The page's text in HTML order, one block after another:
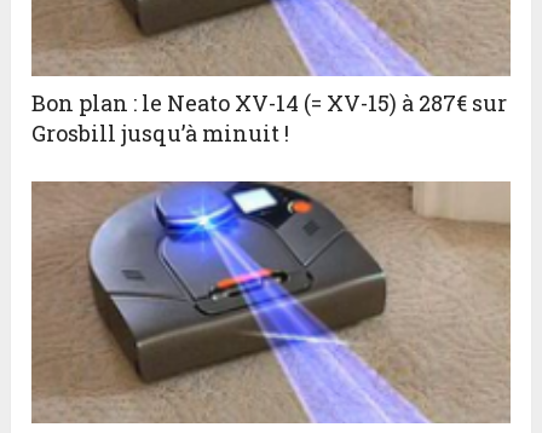
Bon plan : le Neato XV-14 (= XV-15) à 287€ sur
Grosbill jusqu’à minuit !